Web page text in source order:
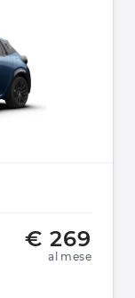
€ 269
al mese